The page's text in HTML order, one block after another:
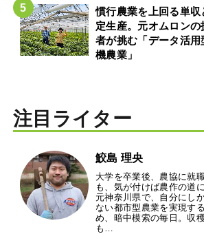
慣行農業を上回る単収
定生産。元オムロンの
者が挑む「データ活用
機農業」
注目ライター
鮫島 理央
大学を卒業後、農協に就
も、気が付けば農作の道
元神奈川県で、自分にし
ない都市型農業を実現す
め、暗中模索の毎日。収
も…